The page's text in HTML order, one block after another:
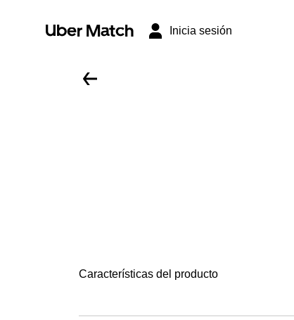
Uber Match Inicia sesión
Características del producto